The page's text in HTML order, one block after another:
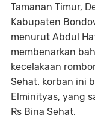
Tamanan Timur,
Kabupaten
menurut Abdul
membenarkan
kecelakaan
Sehat. korban ini
Elminityas, yang
Rs Bina Sehat.